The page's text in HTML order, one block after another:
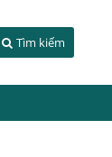
Tìm kiếm